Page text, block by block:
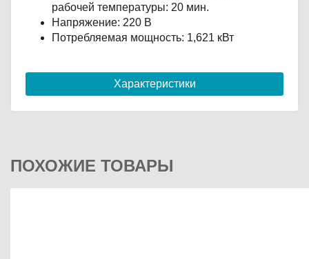
рабочей температуры: 20 мин.
Напряжение: 220 В
Потребляемая мощность: 1,621 кВт
Характеристики
ПОХОЖИЕ ТОВАРЫ